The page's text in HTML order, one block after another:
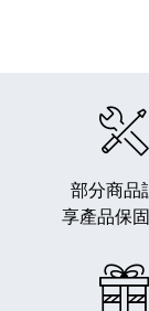
部分商品
享產品保